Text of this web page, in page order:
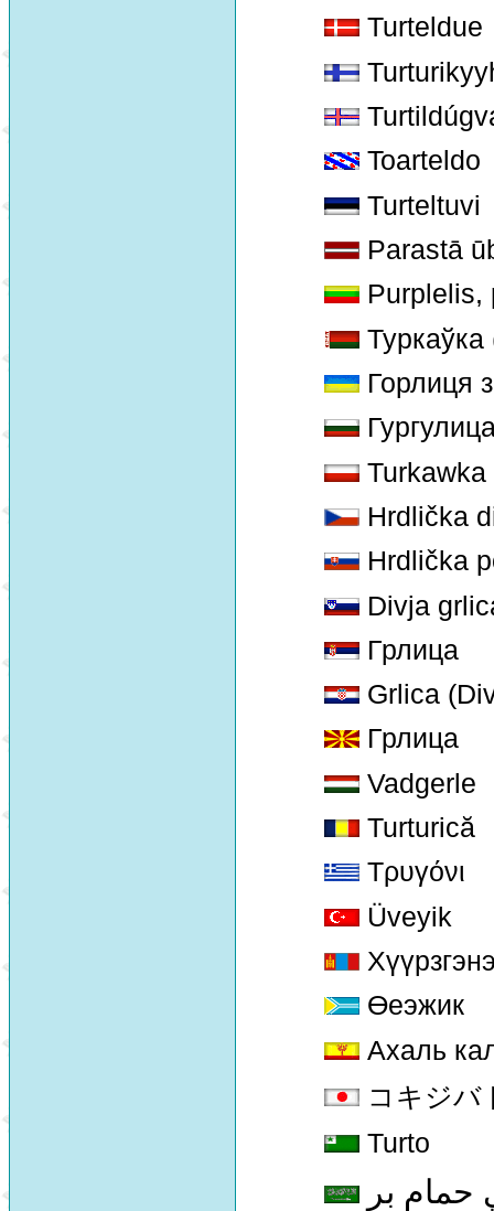
Turteldue
Toarteldo
Turteltuvi
Parastā
Purplelis,
Горлиця
Turkawka
Hrdlička
Hrdlička
Divja
Грлица
Grlica
Грлица
Vadgerle
Turturică
Τρυγόνι
Üveyik
Өеэжик
Ахаль
コキジバ
Turto
حمام بر